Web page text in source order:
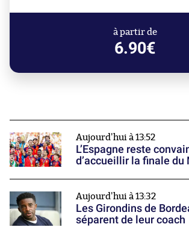
à partir de
6.90€
Aujourd'hui à 13:52
L’Espagne reste
d’accueillir la finale du
Aujourd'hui à 13:32
Les Girondins de
séparent de leur coach